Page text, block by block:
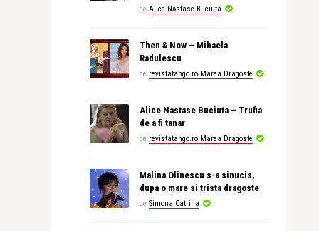
de Alice Năstase Buciuta
Then & Now – Mihaela
Radulescu
de revistatango.ro Marea Dragoste
Alice Nastase Buciuta – Trufia
de a fi tanar
de revistatango.ro Marea Dragoste
Malina Olinescu s-a sinucis,
dupa o mare si trista dragoste
de Simona Catrina